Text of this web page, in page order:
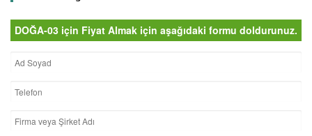
DOĞA-03 için Fiyat Almak için aşağıdaki formu doldurunuz.